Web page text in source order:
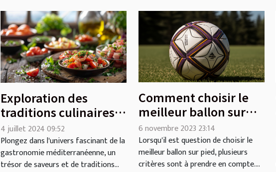
Exploration des
traditions culinaires
méditerranéennes
dans une brasserie
moderne
4 juillet 2024 09:52
Plongez dans l'univers fascinant de la
gastronomie méditerranéenne, un
trésor de saveurs et de traditions...
Comment choisir le
meilleur ballon sur
pied : Guide d'achat
6 novembre 2023 23:14
Lorsqu'il est question de choisir le
meilleur ballon sur pied, plusieurs
critères sont à prendre en compte....